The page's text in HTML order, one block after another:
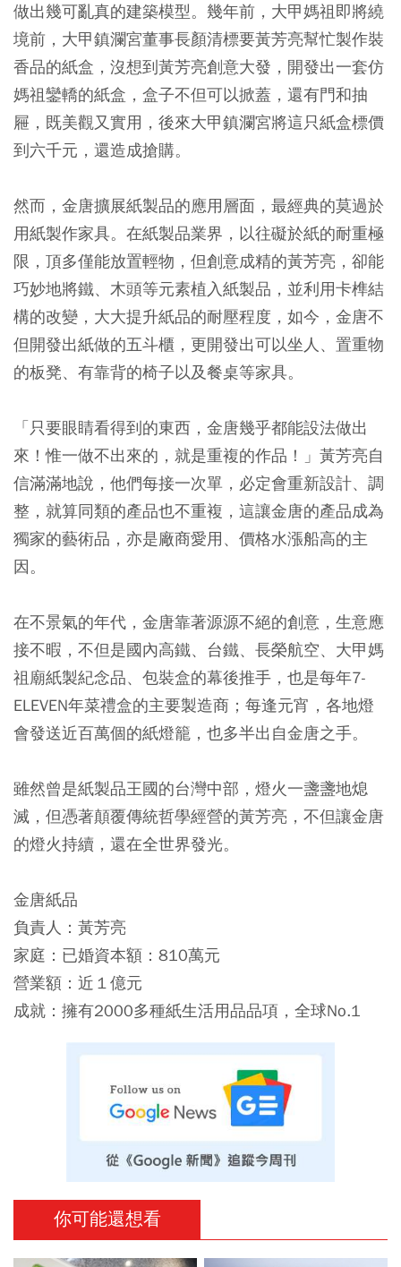
做出幾可亂真的建築模型。幾年前，大甲媽祖即將繞
境前，大甲鎮瀾宮董事長顏清標要黃芳亮幫忙製作裝
香品的紙盒，沒想到黃芳亮創意大發，開發出一套仿
媽祖鑾轎的紙盒，盒子不但可以掀蓋，還有門和抽
屜，既美觀又實用，後來大甲鎮瀾宮將這只紙盒標價
到六千元，還造成搶購。
然而，金唐擴展紙製品的應用層面，最經典的莫過於
用紙製作家具。在紙製品業界，以往礙於紙的耐重極
限，頂多僅能放置輕物，但創意成精的黃芳亮，卻能
巧妙地將鐵、木頭等元素植入紙製品，並利用卡榫結
構的改變，大大提升紙品的耐壓程度，如今，金唐不
但開發出紙做的五斗櫃，更開發出可以坐人、置重物
的板凳、有靠背的椅子以及餐桌等家具。
「只要眼睛看得到的東西，金唐幾乎都能設法做出
來！惟一做不出來的，就是重複的作品！」黃芳亮自
信滿滿地說，他們每接一次單，必定會重新設計、調
整，就算同類的產品也不重複，這讓金唐的產品成為
獨家的藝術品，亦是廠商愛用、價格水漲船高的主
因。
在不景氣的年代，金唐靠著源源不絕的創意，生意應
接不暇，不但是國內高鐵、台鐵、長榮航空、大甲媽
祖廟紙製紀念品、包裝盒的幕後推手，也是每年7-
ELEVEN年菜禮盒的主要製造商；每逢元宵，各地燈
會發送近百萬個的紙燈籠，也多半出自金唐之手。
雖然曾是紙製品王國的台灣中部，燈火一盞盞地熄
滅，但憑著顛覆傳統哲學經營的黃芳亮，不但讓金唐
的燈火持續，還在全世界發光。
金唐紙品
負責人：黃芳亮
家庭：已婚資本額：810萬元
營業額：近１億元
成就：擁有2000多種紙生活用品品項，全球No.1
你可能還想看